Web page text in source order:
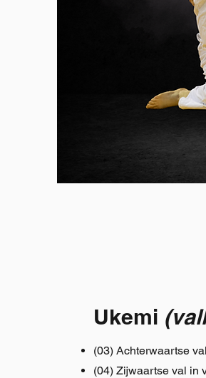
Ukemi
(03) Achterwaartse
(04) Zijwaartse val in